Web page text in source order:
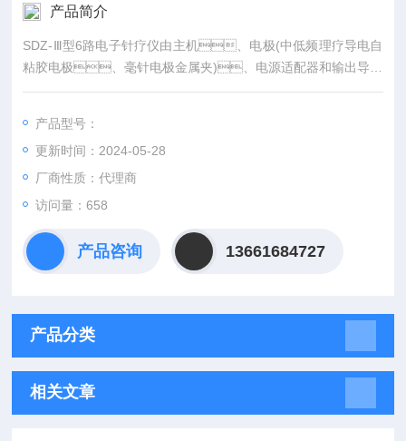
产品简介
SDZ-Ⅲ型6路电子针疗仪由主机、电极(中低频理疗导电自
粘胶电极、毫针电极金属夹)、电源适配器和输出导线
四部分组成，按结构和工作模式不同分为三种型
产品型号：
更新时间：2024-05-28
厂商性质：代理商
访问量：658
产品咨询 13661684727
产品分类
相关文章